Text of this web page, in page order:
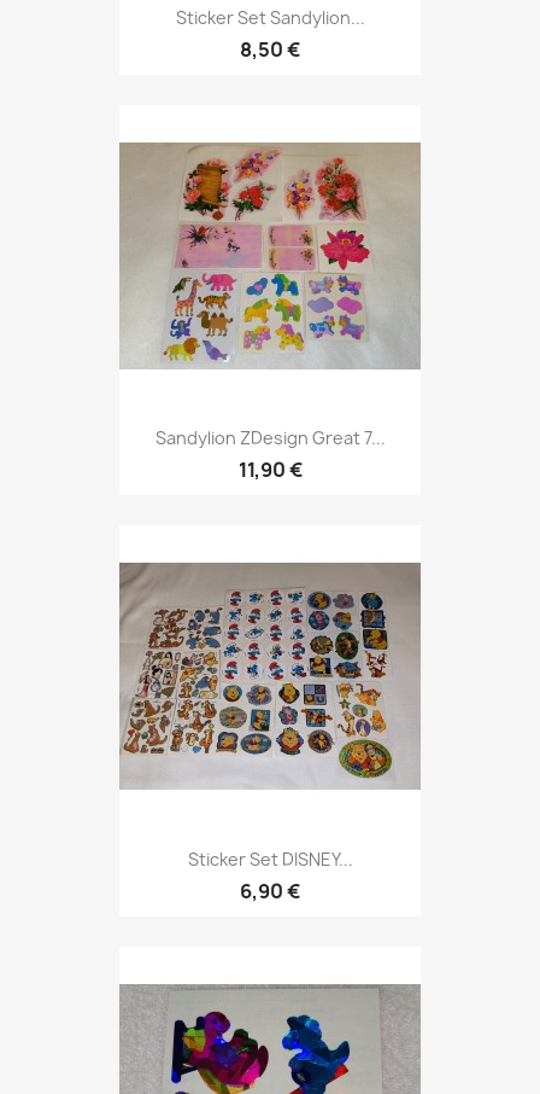
Sticker Set Sandylion...
8,50 €
Sandylion ZDesign Great 7...
11,90 €
Sticker Set DISNEY...
6,90 €